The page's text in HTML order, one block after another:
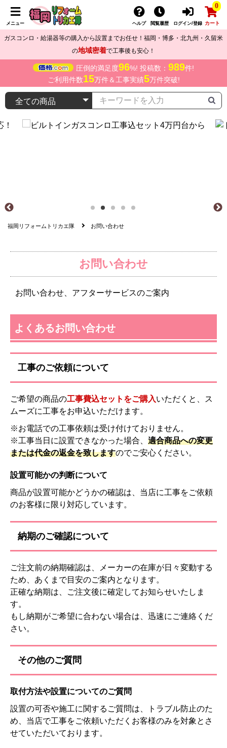
メニュー ヘルプ 閲覧履歴 ログイン/登録
0
カート
ガスコンロ・給湯器等の購入から設置までお任せ！福岡・博多・北九州・久留米
の地域密着で工事後も安心！
圧倒的満足度96%! 投稿数： 989件!
ご利用件数15万件＆工事実績5万件突破!
福岡リフォームトリカエ隊 お問い合わせ
お問い合わせ
お問い合わせ、アフターサービスのご案内
よくあるお問い合わせ
工事のご依頼について
ご希望の商品の工事費込セットをご購入いただくと、ス
ムーズに工事をお申込いただけます。
※お電話での工事依頼は受け付けておりません。
※工事当日に設置できなかった場合、 適合商品への変更
または代金の返金を致しますのでご安心ください。
設置可能かの判断について
商品が設置可能かどうかの確認は、当店に工事をご依頼
のお客様に限り対応しています。
納期のご確認について
ご注文前の納期確認は、メーカーの在庫が日々変動する
ため、あくまで目安のご案内となります。
正確な納期は、ご注文後に確定してお知らせいたしま
す。
もし納期がご希望に合わない場合は、迅速にご連絡くだ
さい。
その他のご質問
取付方法や設置についてのご質問
設置の可否や施工に関するご質問は、トラブル防止のた
め、当店で工事をご依頼いただくお客様のみを対象とさ
せていただいております。